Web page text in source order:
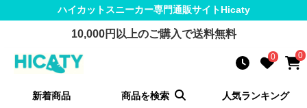
ハイカットスニーカー専門通販サイトHicaty
10,000円以上のご購入で送料無料
0 0
新着商品 商品を検索 人気ランキング